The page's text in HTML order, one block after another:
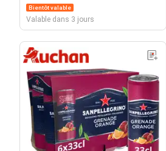
Bientôt valable
Valable dans 3 jours